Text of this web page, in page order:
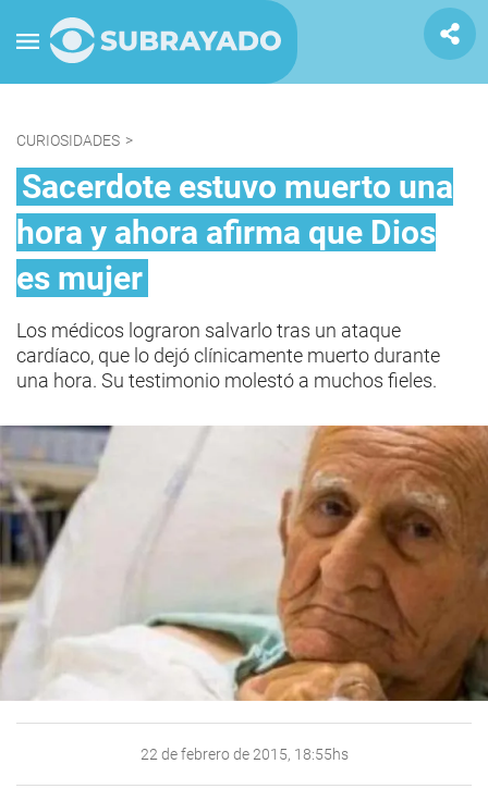
CURIOSIDADES >
Sacerdote estuvo muerto una
hora y ahora afirma que Dios
es mujer
Los médicos lograron salvarlo tras un ataque
cardíaco, que lo dejó clínicamente muerto durante
una hora. Su testimonio molestó a muchos fieles.
22 de febrero de 2015, 18:55hs